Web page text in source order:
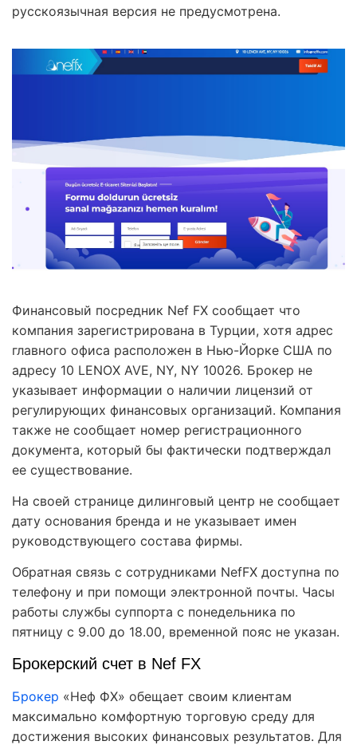
русскоязычная версия не предусмотрена.
Финансовый посредник Nef FX сообщает что
компания зарегистрирована в Турции, хотя адрес
главного офиса расположен в Нью-Йорке США по
адресу 10 LENOX AVE, NY, NY 10026. Брокер не
указывает информации о наличии лицензий от
регулирующих финансовых организаций. Компания
также не сообщает номер регистрационного
документа, который бы фактически подтверждал
ее существование.
На своей странице дилинговый центр не сообщает
дату основания бренда и не указывает имен
руководствующего состава фирмы.
Обратная связь с сотрудниками NefFX доступна по
телефону и при помощи электронной почты. Часы
работы службы суппорта с понедельника по
пятницу с 9.00 до 18.00, временной пояс не указан.
Брокерский счет в Nef FX
Брокер «Неф ФХ» обещает своим клиентам
максимально комфортную торговую среду для
достижения высоких финансовых результатов. Для